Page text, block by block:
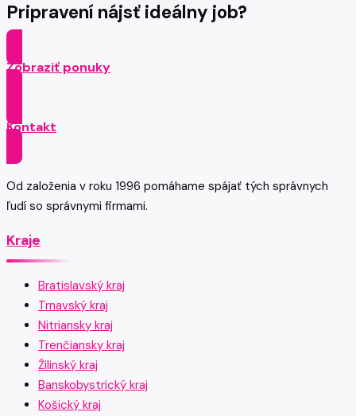
Pripravení nájsť ideálny job?
Zobraziť ponuky
Kontakt
Od založenia v roku 1996 pomáhame spájať tých správnych
ľudí so správnymi firmami.
Kraje
Bratislavský kraj
Trnavský kraj
Nitriansky kraj
Trenčiansky kraj
Žilinský kraj
Banskobystrický kraj
Košický kraj